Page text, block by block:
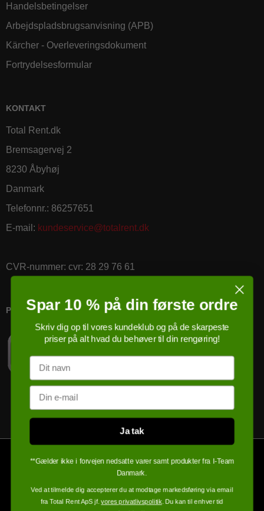
Handelsbetingelser
Arbejdspladsbrugsanvisning (APB)
Kärcher - Overleveringsdokument
Fortrydelsesformular
KONTAKT
Total Rent.dk
Bremsagervej 2
8230 Åbyhøj
Danmark
Telefonnr.: 86257651
E-mail : kundeservice@totalrent.dk
CVR-nummer: cvr: 28 29 76 61
PRICERUNNER KØBSGARANTI
Spar 10 % på din første ordre
Skriv dig op til vores kundeklub og på de skarpeste
priser på alt hvad du behøver til din rengøring!
Navn
Email
Ja tak
**Gælder ikke i forvejen nedsatte varer samt produkter fra I-Team
Danmark.
Ved at tilmelde dig accepterer du at modtage markedsføring via email
fra Total Rent ApS jf.vores privatlivspolitik. Du kan til enhver tid